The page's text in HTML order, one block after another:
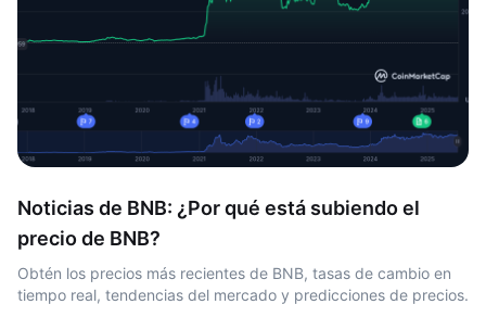
Noticias de BNB: ¿Por qué está subiendo el
precio de BNB?
Obtén los precios más recientes de BNB, tasas de cambio en
tiempo real, tendencias del mercado y predicciones de precios.